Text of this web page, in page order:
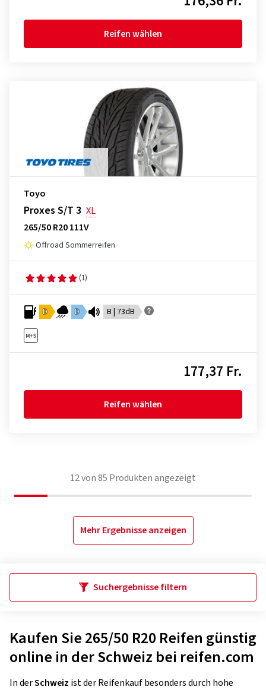
Reifen wählen
Toyo
Proxes S/T 3 XL
265/50 R20 111V
Offroad Sommerreifen
(1)
D D B | 73dB
177,37 Fr.
Reifen wählen
12von85 Produkten angezeigt
Mehr Ergebnisse anzeigen
Suchergebnisse filtern
Kaufen Sie 265/50 R20 Reifen günstig
online in der Schweiz bei reifen.com
In derSchweiz ist der Reifenkauf besonders durch hohe